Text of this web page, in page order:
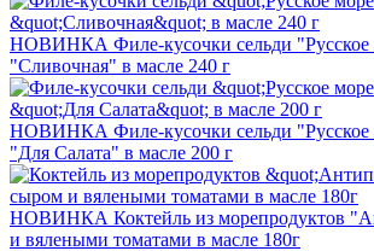
НОВИНКА Филе-кусочки сельди
"Сливочная" в масле 240 г
НОВИНКА Филе-кусочки сельди
"Для Салата" в масле 200 г
НОВИНКА Коктейль из морепродуктов
и вялеными томатами в масле 180г